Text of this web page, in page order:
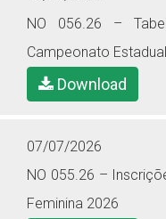
NO 056.26 –
Campeonato
Download
07/07/2026
NO 055.26 –
Feminina 2026